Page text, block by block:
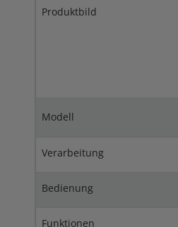
Produktbild
Modell
Verarbeitung
Bedienung
Funktionen